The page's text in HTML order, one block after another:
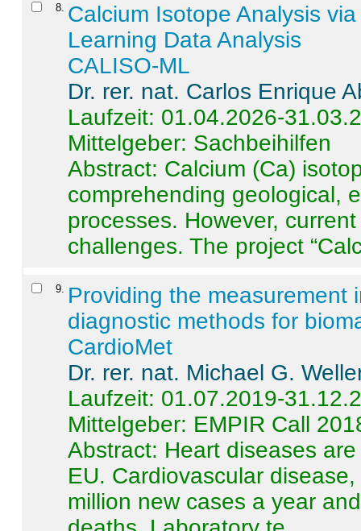
8 Calcium Isotope Analysis
Learning Data Analysis
CALISO-ML
Dr. rer. nat. Carlos Enrique
Laufzeit: 01.04.2026-
Mittelgeber: Sachbeihilfen
Abstract: Calcium (Ca)
comprehending geological,
processes. However,
challenges. The project
9
Providing the measurement
diagnostic methods for
CardioMet
Dr. rer. nat. Michael G.
Laufzeit: 01.07.2019-
Mittelgeber: EMPIR Call
Abstract: Heart diseases
EU. Cardiovascular
million new cases a year